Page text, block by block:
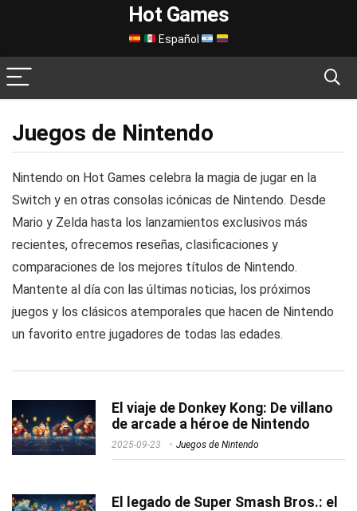
Hot Games
Español
Juegos de Nintendo
Nintendo on Hot Games celebra la magia de jugar en la
Switch y en otras consolas icónicas de Nintendo. Desde
Mario y Zelda hasta los lanzamientos exclusivos más
recientes, ofrecemos reseñas, clasificaciones y
comparaciones de los mejores títulos de Nintendo.
Mantente al día con las últimas noticias, los próximos
juegos y los clásicos atemporales que hacen de Nintendo
un favorito entre jugadores de todas las edades.
El viaje de Donkey Kong: De villano
de arcade a héroe de Nintendo
2025-09-23 Juegos de Nintendo
El legado de Super Smash Bros.: el